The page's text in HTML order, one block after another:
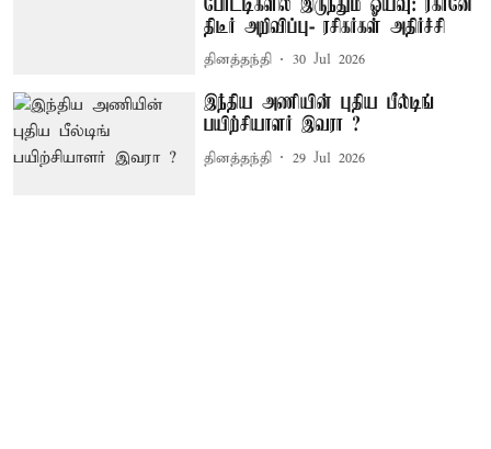
போட்டிகளில் இருந்தும் ஓய்வு: ரகானே
திடீர் அறிவிப்பு- ரசிகர்கள் அதிர்ச்சி
தினத்தந்தி 30 Jul 2026
இந்திய அணியின் புதிய பீல்டிங்
பயிற்சியாளர் இவரா ?
தினத்தந்தி 29 Jul 2026